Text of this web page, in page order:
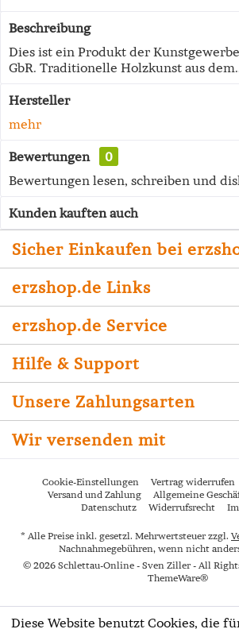
Beschreibung
Dies ist ein Produkt der
GbR. Traditionelle Holzkunst aus
Hersteller
mehr
Bewertungen
0
Bewertungen lesen, schreiben und
Kunden kauften auch
Sicher Einkaufen bei
erzshop.de Links
erzshop.de Service
Hilfe & Support
Unsere Zahlungsarten
Wir versenden mit
Cookie-Einstellungen Vertrag widerrufen
Versand und Zahlung
Allgemeine
Datenschutz
Widerrufsrecht
* Alle Preise inkl. gesetzl. Mehrwertsteuer zzgl.
Nachnahmegebühren, wenn nicht
© 2026 Schlettau-Online - Sven Ziller - All
ThemeWare®
Diese Website benutzt Cookies, die